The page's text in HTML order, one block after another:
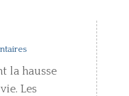
la hausse
Les